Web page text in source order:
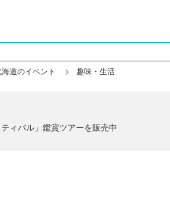
海道のイベント 趣味・生活
ィバル」鑑賞ツアーを販売中